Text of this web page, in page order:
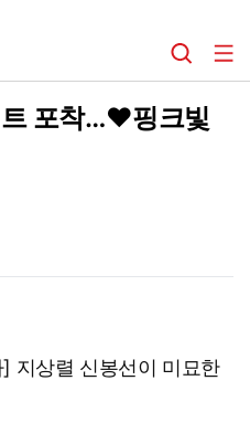
트 포착…♥핑크빛
지상렬 신봉선이 미묘한